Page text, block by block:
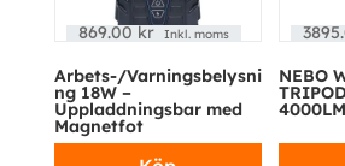
869.00kr Inkl. moms
Arbets-/Varningsbelysni
ng 18W –
Uppladdningsbar med
Magnetfot
NEBO
4000LM